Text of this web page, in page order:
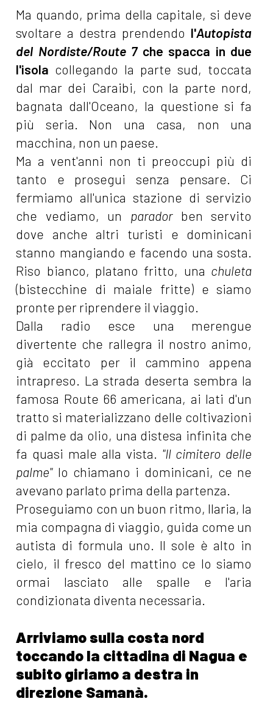
Ma quando, prima della capitale, si deve
svoltare a destra prendendo l'Autopista
del Nordiste/Route 7 che spacca in due
l'isola collegando la parte sud, toccata
dal mar dei Caraibi, con la parte nord,
bagnata dall'Oceano, la questione si fa
più seria. Non una casa, non una
macchina, non un paese.
Ma a vent'anni non ti preoccupi più di
tanto e prosegui senza pensare. Ci
fermiamo all'unica stazione di servizio
che vediamo, un paradorben servito
dove anche altri turisti e dominicani
stanno mangiando e facendo una sosta.
Riso bianco, platano fritto, una chuleta
(bistecchine di maiale fritte) e siamo
pronte per riprendere il viaggio.
Dalla radio esce una merengue
divertente che rallegra il nostro animo,
già eccitato per il cammino appena
intrapreso. La strada deserta sembra la
famosa Route 66 americana, ai lati d'un
tratto si materializzano delle coltivazioni
di palme da olio, una distesa infinita che
fa quasi male alla vista. "Il cimitero delle
palme"lo chiamano i dominicani, ce ne
avevano parlato prima della partenza.
Proseguiamo con un buon ritmo, Ilaria, la
mia compagna di viaggio, guida come un
autista di formula uno. Il sole è alto in
cielo, il fresco del mattino ce lo siamo
ormai lasciato alle spalle e l'aria
condizionata diventa necessaria.
Arriviamo sulla costa nord
toccando la cittadina di Nagua e
subito giriamo a destra in
direzione Samanà.